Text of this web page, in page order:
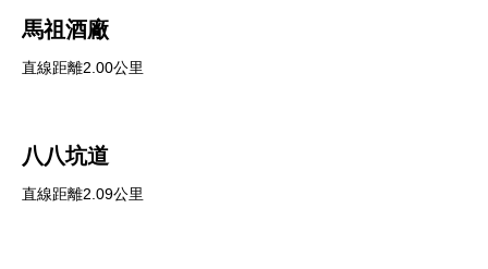
馬祖酒廠
直線距離2.00公里
八八坑道
直線距離2.09公里